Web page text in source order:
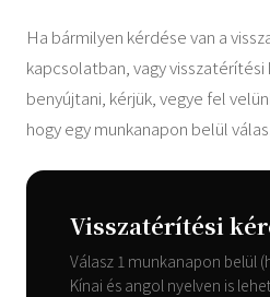
Ha bármilyen kérdése van a
kapcsolatban, vagy
benyújtani, kérjük, vegye fel
hogy egy munkanapon belül
Visszatérítési
Válasz 1 munkanapon belül
Kínai és angol nyelven is